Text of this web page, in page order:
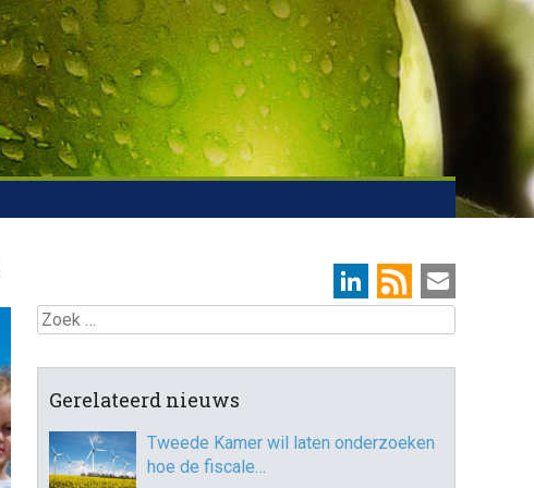
Zoek
Gerelateerd nieuws
Tweede Kamer wil laten onderzoeken
hoe de fiscale…